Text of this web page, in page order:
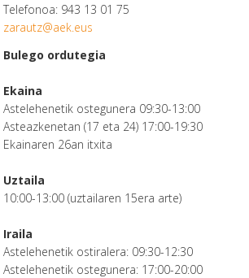
Telefonoa: 943 13 01 75
zarautz@aek.eus
Bulego ordutegia
Ekaina
Astelehenetik ostegunera 09:30-13:00
Asteazkenetan (17 eta 24) 17:00-19:30
Ekainaren 26an itxita
Uztaila
10:00-13:00 (uztailaren 15era arte)
Iraila
Astelehenetik ostiralera: 09:30-12:30
Astelehenetik ostegunera: 17:00-20:00